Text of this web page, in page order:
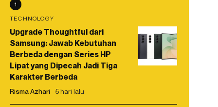
1
TECHNOLOGY
Upgrade Thoughtful dari
Samsung: Jawab Kebutuhan
Berbeda dengan Series HP
Lipat yang Dipecah Jadi Tiga
Karakter Berbeda
Risma Azhari 5 hari lalu